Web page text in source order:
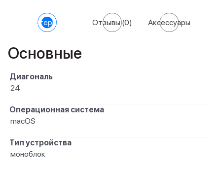
Характеристики Отзывы(0) Аксессуары
Основные
Диагональ
24
Операционная система
macOS
Тип устройства
моноблок